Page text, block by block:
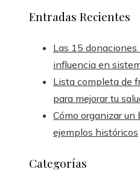
Entradas Recientes
Las 15
influencia en
Lista completa de
para mejorar tu
Cómo organizar
ejemplos históricos
Categorías